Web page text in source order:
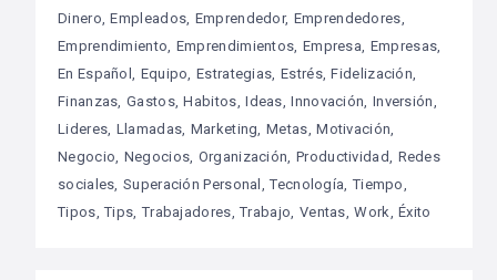
Dinero Empleados Emprendedor Emprendedores
Emprendimiento Emprendimientos Empresa Empresas
En Español Equipo Estrategias Estrés Fidelización
Finanzas Gastos Habitos Ideas Innovación Inversión
Lideres Llamadas Marketing Metas Motivación
Negocio Negocios Organización Productividad Redes
sociales Superación Personal Tecnología Tiempo
Tipos Tips Trabajadores Trabajo Ventas Work Éxito